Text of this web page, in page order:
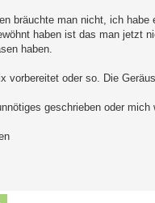
bräuchte man nicht, ich
haben ist das man jetzt
haben.
vorbereitet oder so. Die
geschrieben oder